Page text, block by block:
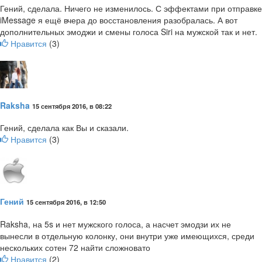
Гений, сделала. Ничего не изменилось. С эффектами при отправке
iMessage я ещё вчера до восстановления разобралась. А вот
дополнительных эмоджи и смены голоса Siri на мужской так и нет.
Нравится (3)
Raksha 15 сентября 2016, в 08:22
Гений, сделала как Вы и сказали.
Нравится (3)
Гений 15 сентября 2016, в 12:50
Raksha, на 5s и нет мужского голоса, а насчет эмодзи их не
вынесли в отдельную колонку, они внутри уже имеющихся, среди
нескольких сотен 72 найти сложновато
Нравится (2)